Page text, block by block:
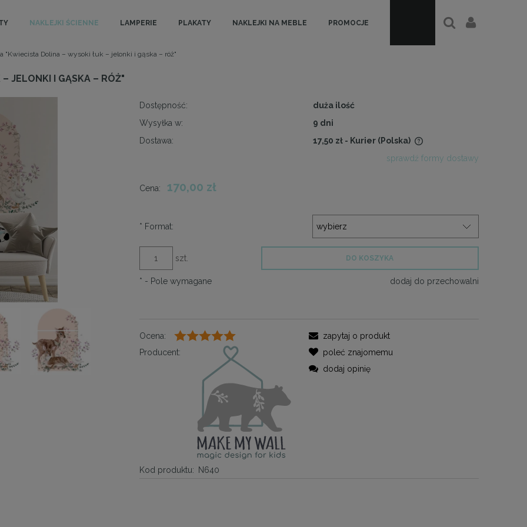
NAKLEJKI ŚCIENNE LAMPERIE PLAKATY NAKLEJKI NA MEBLE PROMOCJE
"Kwiecista Dolina – wysoki łuk – jelonki i gąska – róż"
JELONKI I GĄSKA – RÓŻ"
Dostępność:
duża ilość
Wysyłka w:
9 dni
Dostawa:
17,50 zł - Kurier (Polska)
sprawdź formy dostawy
Cena: 170,00 zł
* Format:
szt. DO KOSZYKA
dodaj do przechowalni
* - Pole wymagane
Ocena:
Producent:
Kod produktu: N640
zapytaj o produkt
poleć znajomemu
dodaj opinię